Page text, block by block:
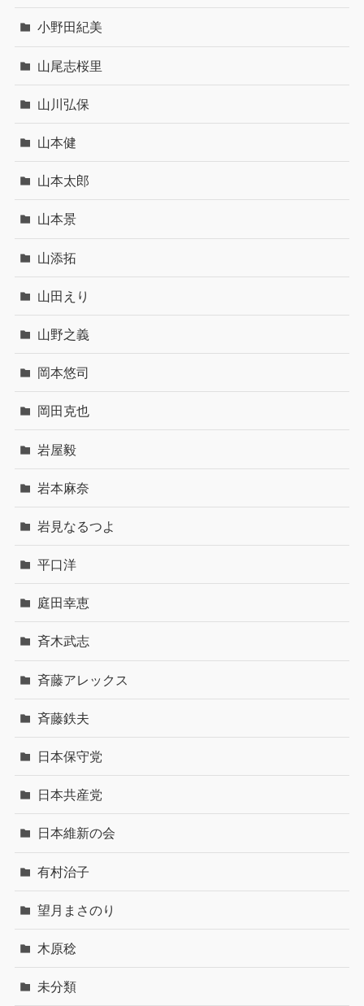
小野田紀美
山尾志桜里
山川弘保
山本健
山本太郎
山本景
山添拓
山田えり
山野之義
岡本悠司
岡田克也
岩屋毅
岩本麻奈
岩見なるつよ
平口洋
庭田幸恵
斉木武志
斉藤アレックス
斉藤鉄夫
日本保守党
日本共産党
日本維新の会
有村治子
望月まさのり
木原稔
未分類